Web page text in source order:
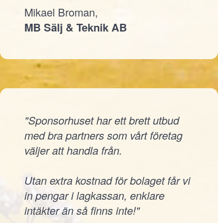
Mikael Broman,
MB Sälj & Teknik AB
"Sponsorhuset har ett brett utbud
med bra partners som vårt företag
väljer att handla från.
Utan extra kostnad för bolaget får vi
in pengar i lagkassan, enklare
intäkter än så finns inte!"